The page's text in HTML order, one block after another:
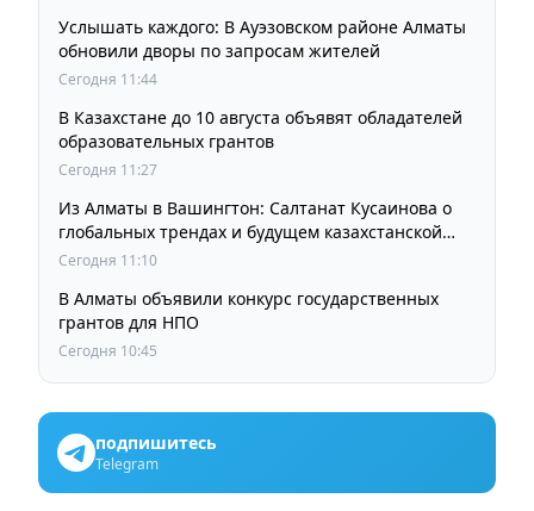
Услышать каждого: В Ауэзовском районе Алматы
обновили дворы по запросам жителей
Сегодня 11:44
В Казахстане до 10 августа объявят обладателей
образовательных грантов
Сегодня 11:27
Из Алматы в Вашингтон: Салтанат Кусаинова о
глобальных трендах и будущем казахстанской
школы
Сегодня 11:10
В Алматы объявили конкурс государственных
грантов для НПО
Сегодня 10:45
подпишитесь
Telegram